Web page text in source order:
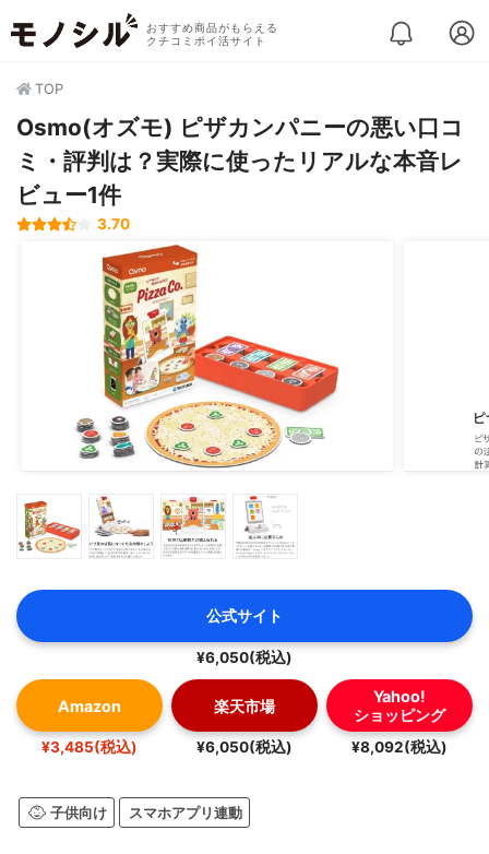
おすすめ商品がもらえる
クチコミポイ活サイト
TOP
Osmo(オズモ) ピザカンパニーの悪い口コ
ミ・評判は？実際に使ったリアルな本音レ
ビュー1件
3.70
公式サイト
¥6,050(税込)
Amazon
¥3,485(税込)
楽天市場
¥6,050(税込)
Yahoo!
ショッピング
¥8,092(税込)
子供向け スマホアプリ連動